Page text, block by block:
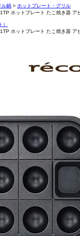
ル鍋
ホットプレート・グリル
ホットプレート たこ焼き器
ホットプレート たこ焼き器